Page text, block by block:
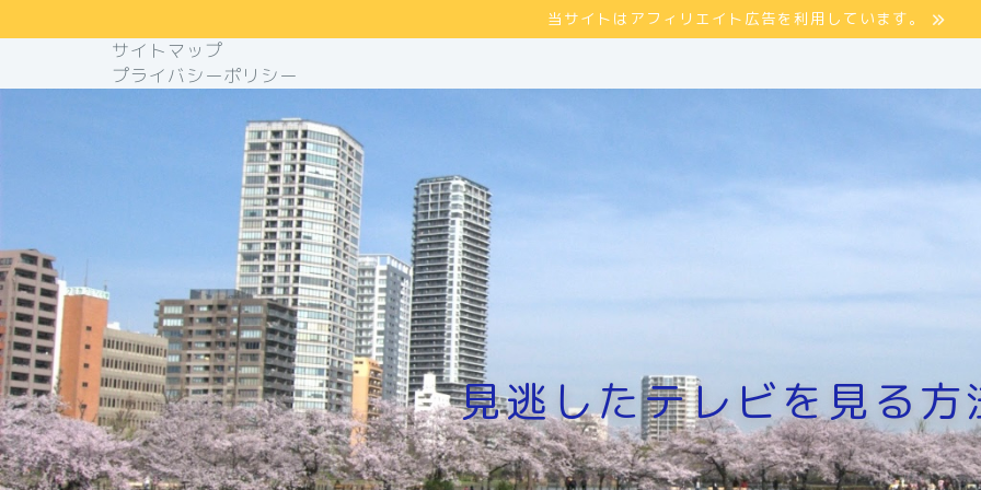
当サイトはアフィリエイト広告を利用しています。
サイトマップ
プライバシーポリシー
見逃したテレビを見る方